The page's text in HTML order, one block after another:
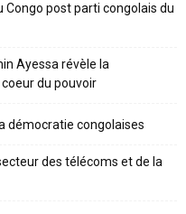
Congo post parti congolais du
Ayessa révèle la
du pouvoir
démocratie congolaises
des télécoms et de la